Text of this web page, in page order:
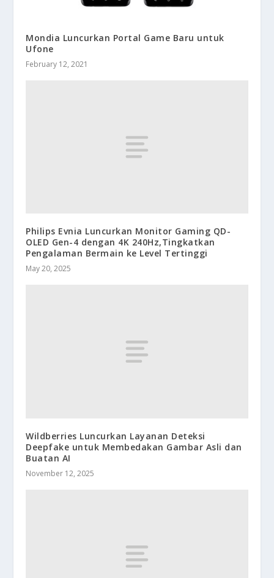
Mondia Luncurkan Portal Game Baru untuk
Ufone
February 12, 2021
Philips Evnia Luncurkan Monitor Gaming QD-
OLED Gen-4 dengan 4K 240Hz,Tingkatkan
Pengalaman Bermain ke Level Tertinggi
May 20, 2025
Wildberries Luncurkan Layanan Deteksi
Deepfake untuk Membedakan Gambar Asli dan
Buatan AI
November 12, 2025